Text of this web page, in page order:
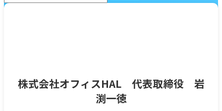
株式会社オフィスHAL 代表取締役 岩
渕一徳